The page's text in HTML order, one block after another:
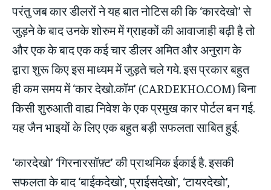
परंतु जब कार डीलरों ने यह बात नोटिस की कि ‘कारदेखो’ से
जुड़ने के बाद उनके शोरुम में ग्राहकों की आवाजाही बढ़ी है तो
और एक के बाद एक कई चार डीलर अमित और अनुराग के
द्वारा शुरू किए इस माध्यम में जुड़ते चले गये. इस प्रकार बहुत
ही कम समय में ‘कार देखो.कॉम’ (CARDEKHO.COM) बिना
किसी शुरुआती वाह्य निवेश के एक प्रमुख कार पोर्टल बन गई.
यह जैन भाइयों के लिए एक बहुत बड़ी सफलता साबित हुई.
‘कारदेखो’ ‘गिरनारसॉफ़्ट’ की प्राथमिक ईकाई है. इसकी
सफलता के बाद ‘बाईकदेखो’, प्राईसदेखो’, ‘टायरदेखो’,